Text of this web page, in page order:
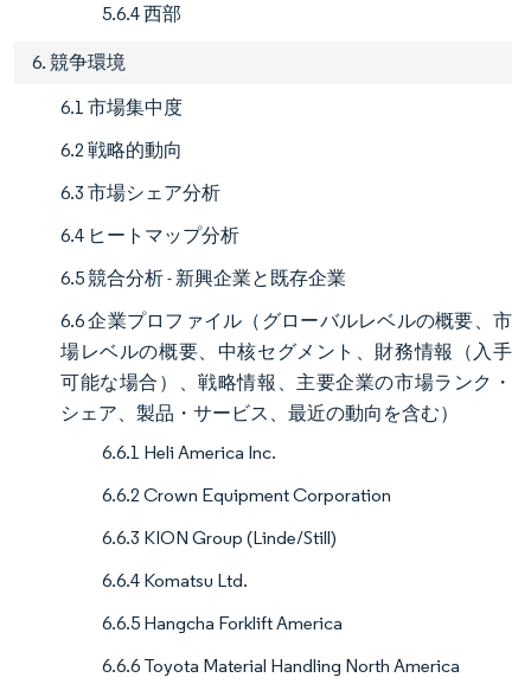
5.6.4 西部
6. 競争環境
6.1 市場集中度
6.2 戦略的動向
6.3 市場シェア分析
6.4 ヒートマップ分析
6.5 競合分析 - 新興企業と既存企業
6.6 企業プロファイル（グローバルレベルの概要、市
場レベルの概要、中核セグメント、財務情報（入手
可能な場合）、戦略情報、主要企業の市場ランク・
シェア、製品・サービス、最近の動向を含む）
6.6.1 Heli America Inc.
6.6.2 Crown Equipment Corporation
6.6.3 KION Group (Linde/Still)
6.6.4 Komatsu Ltd.
6.6.5 Hangcha Forklift America
6.6.6 Toyota Material Handling North America